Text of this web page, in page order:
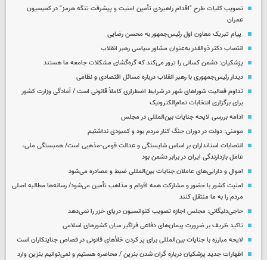
تصویب کلیات طرح "اقدام راهبردی تأمین امنیت و پیشرفت تنگه هرمز" در کمیسیون
عمران
پیام تبریک معاون اول رئیس‌جمهور به محسن رضایی
انتصاب دکتر ذوالقدر به‌عنوان مشاور سیاسی رهبر انقلاب
پزشکیان: دشمن کسانی را ترور می‌کند که گره‌گشای مشکلات جامعه ما هستند
دیدار رئیس‌جمهوری با رهبر انقلاب درباره مسائل اقتصادی و نظامی
تداوم فعالیت شوراهای شهر در شرایط اضطراری کاملاً قانونی است / آمادگی وزارت کشور
برای برگزاری انتخابات تمام‌الکترونیک
ادامه بررسی لایحه جنایات بین‌المللی در مجلس
مومنی: دولت در دوران جنگ کنار مردم بود و کمبودی نداشتیم
انتصابات استانداران بر اساس شایستگی و عدالت قومی-مذهبی است/ همبستگی ملی،
عامل بازدارندگی ایران در برابر دشمن بود
اموال و دارایی‌های عاملان جنایات بین‌المللی ضبط و مصادره می‌شود
امنیت کشور با حضور و مشارکت همه اقوام و مذاهب تأمین می‌شود/ رسانه‌ها مطالبه اصلی
مردم را به ما منتقل کنند
حاجی‌دلیگانی: مجلس اجازه تصویب کنوانسیون دریای خزر را نمی‌دهد
تاکید ظریف بر ضرورت پیمان‌های دفاعی فراگیر میان کشورهای اسلامی
لایحه مبارزه با جنایات بین‌المللی برای پر کردن خلأهای قانونی در قصاص جنایتکاران است
اظهارات جدید پزشکیان درباره گران شدن بنزین / محاصره هستیم و نمی‌توانیم بنزین وارد